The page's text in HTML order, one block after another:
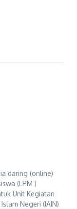
daring (online)
(LPM )
Unit Kegiatan
Negeri (IAIN)